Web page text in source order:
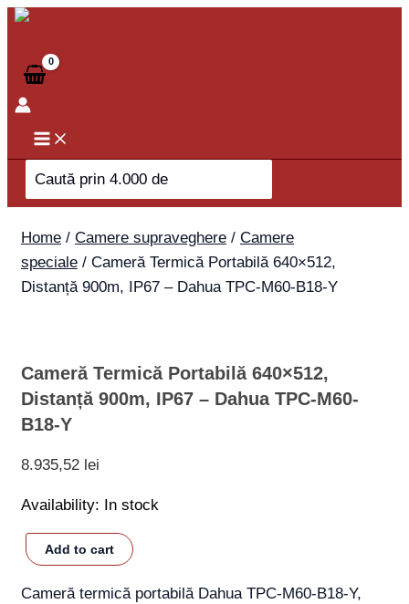
Skip
content
Search
for:
Home / Camere supraveghere / Camere
speciale / Cameră Termică Portabilă 640×512,
Distanță 900m, IP67 – Dahua TPC-M60-B18-Y
Cameră Termică Portabilă 640×512,
Distanță 900m, IP67 – Dahua TPC-M60-
B18-Y
8.935,52 lei
Availability: In stock
Cameră
Portabilă
640×512,
Distanță
900m,
IP67
Dahua
TPC-
M60-
B18-
Add to cart
Cameră termică portabilă Dahua TPC-M60-B18-Y,